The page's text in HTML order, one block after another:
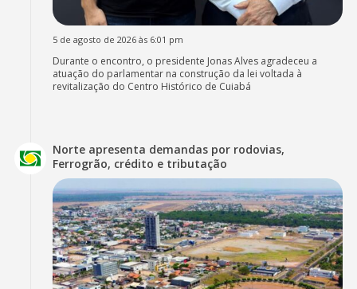
5 de agosto de 2026 às 6:01 pm
Durante o encontro, o presidente Jonas Alves agradeceu a
atuação do parlamentar na construção da lei voltada à
revitalização do Centro Histórico de Cuiabá
Norte apresenta demandas por rodovias,
Ferrogrão, crédito e tributação